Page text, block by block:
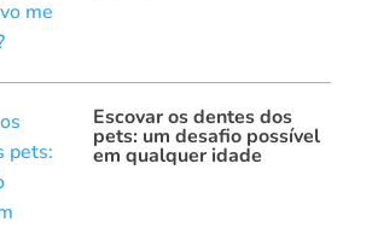
Escovar os dentes dos
pets: um desafio possível
em qualquer idade